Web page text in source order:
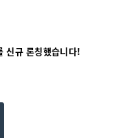
규 론칭했습니다!